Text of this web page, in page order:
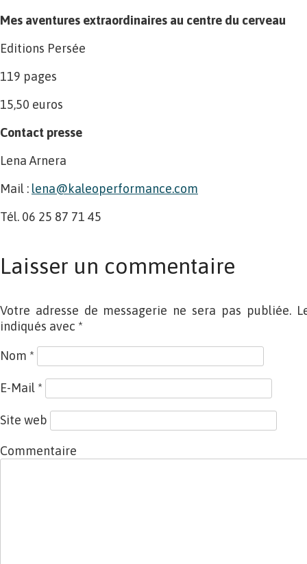
Mes aventures extraordinaires au centre du cerveau
Editions Persée
119 pages
15,50 euros
Contact presse
Lena Arnera
Mail : lena@kaleoperformance.com
Tél. 06 25 87 71 45
Laisser un commentaire
Votre adresse de messagerie ne sera pas publiée.
indiqués avec *
Nom *
E-Mail *
Site web
Commentaire